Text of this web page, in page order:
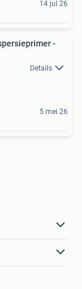
14 jul 26
-
Details
5 mei 26